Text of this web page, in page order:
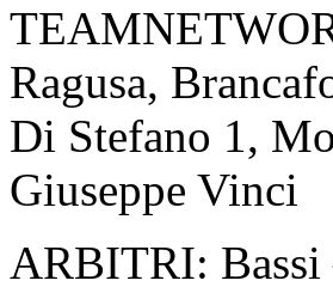
Ragusa,
Di Stefano 1,
Giuseppe Vinci
ARBITRI: Bassi